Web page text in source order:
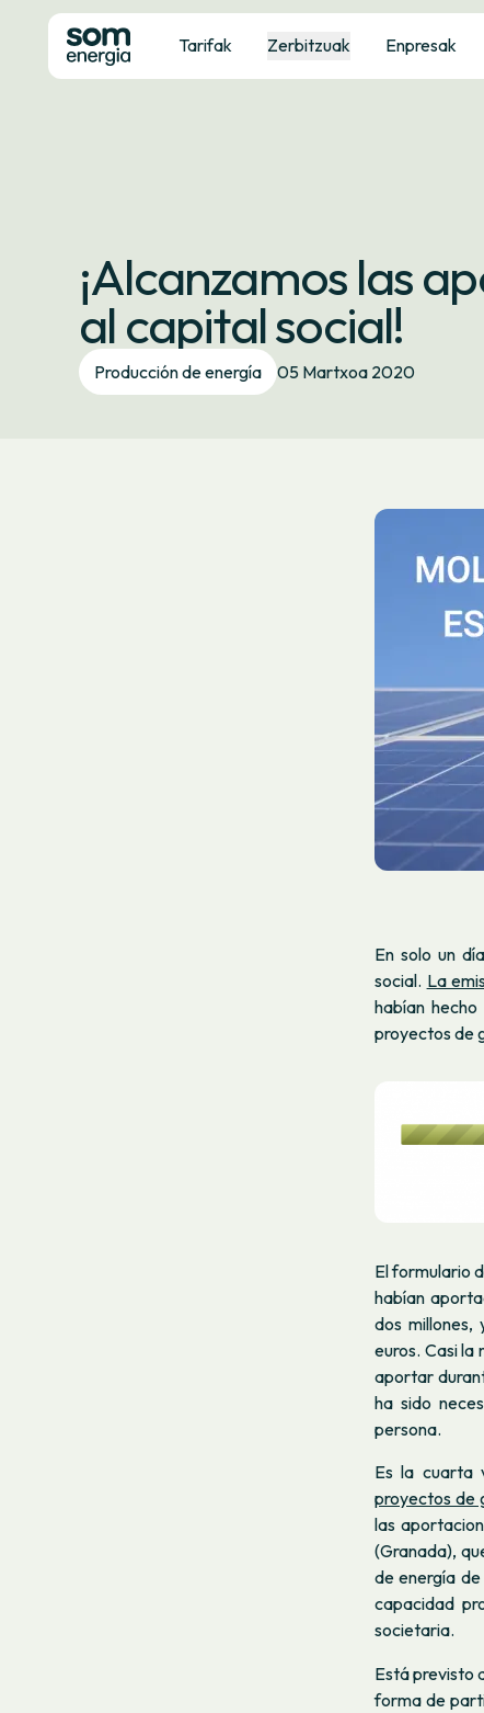
Tarifak Zerbitzuak Enpresak
¡Alcanzamos las
al capital social!
Producción de energía 05 Martxoa 2020
En solo un
social. La
habían
proyectos de
El formulario
habían
dos
euros. Casi
aportar
ha sido
persona.
Es la cuarta
proyectos de
las
(Granada),
de energía
capacidad
societaria.
Está previsto
forma de